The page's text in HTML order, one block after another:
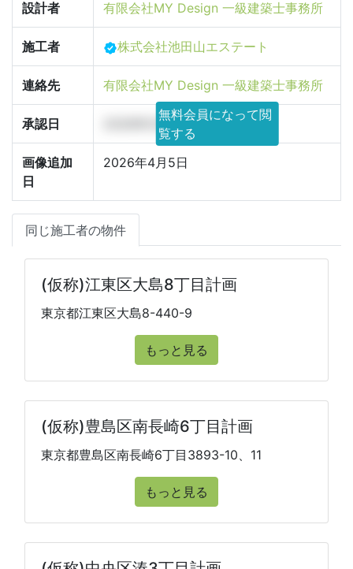
設計者 有限会社MY Design 一級建築士事務所
施工者 株式会社池田山エステート
連絡先 有限会社MY Design 一級建築士事務所
承認日 2026年5月16日
無料会員になって閲
覧する
画像追加
日
2026年4月5日
同じ施工者の物件
(仮称)江東区大島8丁目計画
東京都江東区大島8-440-9
もっと見る
(仮称)豊島区南長崎6丁目計画
東京都豊島区南長崎6丁目3893-10、11
もっと見る